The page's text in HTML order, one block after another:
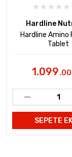
Hardline
Hardline Amino
Tablet
1.099
SEPETE